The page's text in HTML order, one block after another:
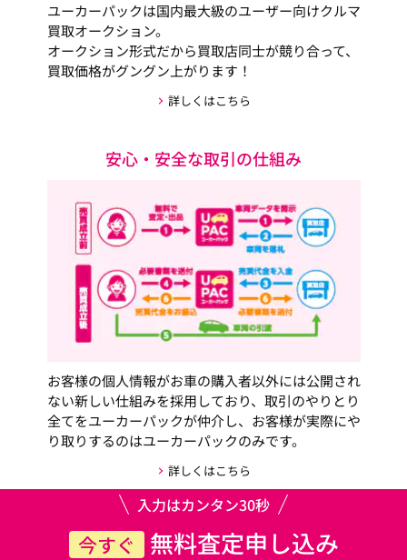
ユーカーパックは国内最大級のユーザー向けクルマ
買取オークション。
オークション形式だから買取店同士が競り合って、
買取価格がグングン上がります！
詳しくはこちら
安心・安全な取引の仕組み
お客様の個人情報がお車の購入者以外には公開され
ない新しい仕組みを採用しており、取引のやりとり
全てをユーカーパックが仲介し、お客様が実際にや
り取りするのはユーカーパックのみです。
詳しくはこちら
入力はカンタン30秒
今すぐ 無料査定申し込み